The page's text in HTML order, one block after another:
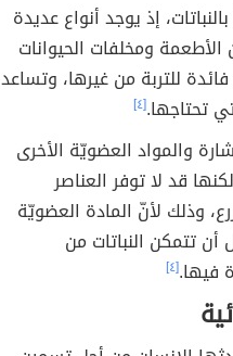
إذ يوجد أنواع عديدة
الأطعمة ومخلفات الحيوانات
للتربة من غيرها، وتساعد
تحتاجها.[٤]
والمواد العضويّة الأخرى
قد لا توفر العناصر
وذلك لأنّ المادة العضويّة
أن تتمكن النباتات من
فيها.[٤]